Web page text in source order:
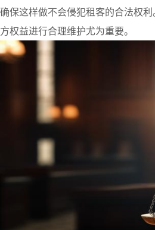
确保这样做不会侵犯租客的合法权
方权益进行合理维护尤为重要。